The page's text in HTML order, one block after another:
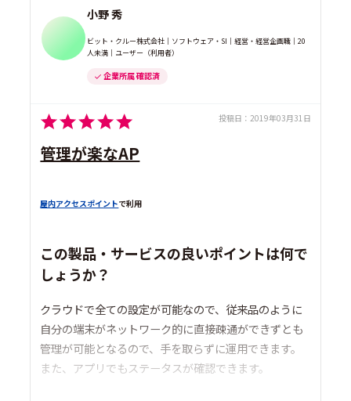
小野 秀
ビット・クルー株式会社｜ソフトウェア・SI｜経営・経営企画職｜20
人未満｜ユーザー（利用者）
企業所属 確認済
投稿日： 2019年03月31日
管理が楽なAP
屋内アクセスポイントで利用
この製品・サービスの良いポイントは何で
しょうか？
クラウドで全ての設定が可能なので、従来品のように
自分の端末がネットワーク的に直接疎通ができずとも
管理が可能となるので、手を取らずに運用できます。
また、アプリでもステータスが確認できます。